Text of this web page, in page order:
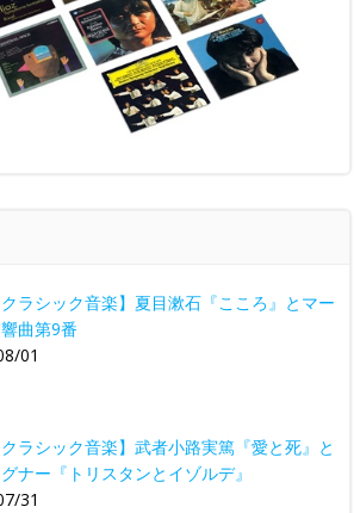
クラシック音楽】夏目漱石『こころ』とマー
曲第9番
01
クラシック音楽】武者小路実篤『愛と死』と
ナー『トリスタンとイゾルデ』
31